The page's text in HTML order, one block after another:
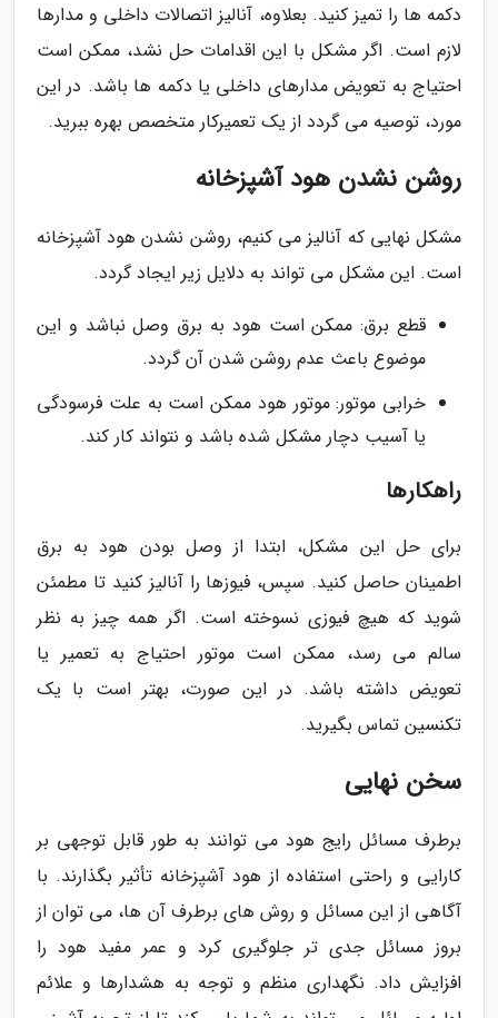
دکمه ها را تمیز کنید. بعلاوه، آنالیز اتصالات داخلی و مدارها
لازم است. اگر مشکل با این اقدامات حل نشد، ممکن است
احتیاج به تعویض مدارهای داخلی یا دکمه ها باشد. در این
مورد، توصیه می گردد از یک تعمیرکار متخصص بهره ببرید.
روشن نشدن هود آشپزخانه
مشکل نهایی که آنالیز می کنیم، روشن نشدن هود آشپزخانه
است. این مشکل می تواند به دلایل زیر ایجاد گردد.
قطع برق: ممکن است هود به برق وصل نباشد و این
موضوع باعث عدم روشن شدن آن گردد.
خرابی موتور: موتور هود ممکن است به علت فرسودگی
یا آسیب دچار مشکل شده باشد و نتواند کار کند.
راهکارها
برای حل این مشکل، ابتدا از وصل بودن هود به برق
اطمینان حاصل کنید. سپس، فیوزها را آنالیز کنید تا مطمئن
شوید که هیچ فیوزی نسوخته است. اگر همه چیز به نظر
سالم می رسد، ممکن است موتور احتیاج به تعمیر یا
تعویض داشته باشد. در این صورت، بهتر است با یک
تکنسین تماس بگیرید.
سخن نهایی
برطرف مسائل رایج هود می توانند به طور قابل توجهی بر
کارایی و راحتی استفاده از هود آشپزخانه تأثیر بگذارند. با
آگاهی از این مسائل و روش های برطرف آن ها، می توان از
بروز مسائل جدی تر جلوگیری کرد و عمر مفید هود را
افزایش داد. نگهداری منظم و توجه به هشدارها و علائم